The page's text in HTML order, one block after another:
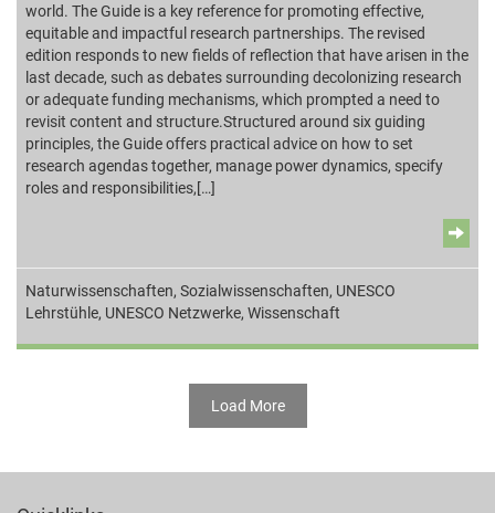
world. The Guide is a key reference for promoting effective,
equitable and impactful research partnerships. The revised
edition responds to new fields of reflection that have arisen in the
last decade, such as debates surrounding decolonizing research
or adequate funding mechanisms, which prompted a need to
revisit content and structure.Structured around six guiding
principles, the Guide offers practical advice on how to set
research agendas together, manage power dynamics, specify
roles and responsibilities,[…]
Naturwissenschaften, Sozialwissenschaften, UNESCO
Lehrstühle, UNESCO Netzwerke, Wissenschaft
Load More